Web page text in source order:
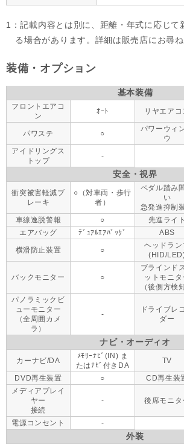
1：記載内容とは別に、距離・年式に応じて
る場合があります。詳細は販売店にお尋ね
装備・オプション
基本装備
フロントエアコ
ン
ｵｰﾄ リヤエアコ
パワステ ○
パワーウィ
ウ
アイドリングス
トップ
-
安全・視界
衝突被害軽減ブ
レーキ
○（対車両・歩行
者）
ペダル踏み
い
急発進抑制
車線逸脱警報 ○ 先進ライト
エアバッグ
ﾃﾞｭｱﾙｴｱﾊﾞｯｸﾞ ABS
横滑防止装置 ○
ヘッドラン
(HID/
バックモニター ○
ブラインド
ットモニタ
（後側方検
パノラミックビ
ューモニター
（全周囲カメ
ラ）
-
ドライブレ
ダー
ナビ・オーディオ
カーナビ/DA
ﾒﾓﾘｰﾅﾋﾞ(IN) ま
たはﾅﾋﾞ付きDA
TV
DVD再生装置 ○ CD再生装
メディアプレイ
ヤー
接続
- 後席モニタ
電源コンセント -
外装